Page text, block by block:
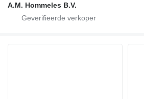
A.M. Hommeles B.V.